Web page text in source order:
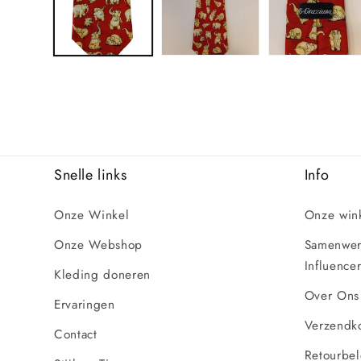
Snelle links
Onze Winkel
Onze Webshop
Kleding doneren
Ervaringen
Contact
Info
Onze
Over